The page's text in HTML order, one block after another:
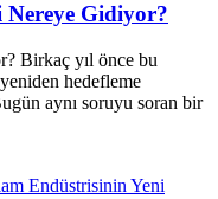
Nereye Gidiyor?
Birkaç yıl önce bu
hedefleme
aynı soruyu soran bir